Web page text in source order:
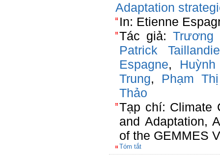
Adaptation
In: Etienne
Tác giả: Trương
Patrick
Espagne,
Trung, Phạm
Thảo
Tạp chí: Climate
and Adaptation,
of the GEMMES
Tóm tắt